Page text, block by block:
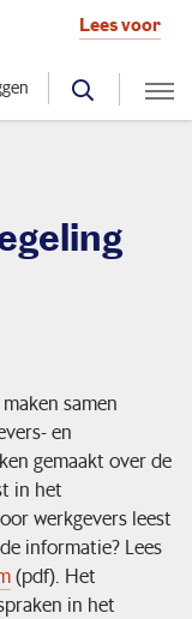
Lees voor
samen
en
gemaakt over de
in het
werkgevers leest
informatie? Lees
(pdf). Het
in het